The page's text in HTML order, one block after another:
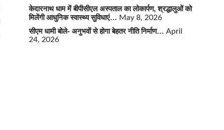
केदारनाथ धाम में बीपीसीएल अस्पताल का लोकार्पण, श्रद्धालुओं को
मिलेंगी आधुनिक स्वास्थ्य सुविधाएं… May 8, 2026
सीएम धामी बोले- अनुभवों से होगा बेहतर नीति निर्माण… April
24, 2026